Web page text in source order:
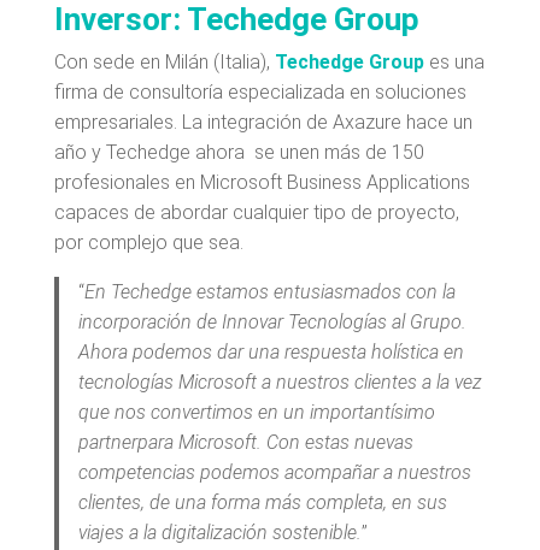
Inversor: Techedge Group
Con sede en Milán (Italia), Techedge Groupes una
firma de consultoría especializada en soluciones
empresariales. La integración de Axazure hace un
año y Techedge ahora se unen más de 150
profesionales en Microsoft Business Applications
capaces de abordar cualquier tipo de proyecto,
por complejo que sea.
“En Techedge estamos entusiasmados con la
incorporación de Innovar Tecnologías al Grupo.
Ahora podemos dar una respuesta holística en
tecnologías Microsoft a nuestros clientes a la vez
que nos convertimos en un importantísimo
partnerpara Microsoft. Con estas nuevas
competencias podemos acompañar a nuestros
clientes, de una forma más completa, en sus
viajes a la digitalización sostenible.”